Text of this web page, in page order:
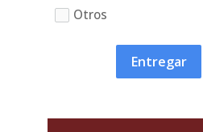
Otros
Entregar